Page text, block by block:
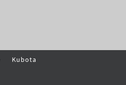
Kubota